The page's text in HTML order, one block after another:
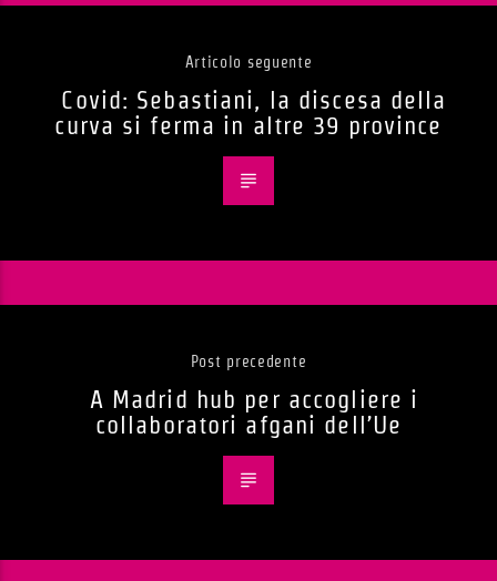
Articolo seguente
Covid: Sebastiani, la discesa della
curva si ferma in altre 39 province
Post precedente
A Madrid hub per accogliere i
collaboratori afgani dell’Ue